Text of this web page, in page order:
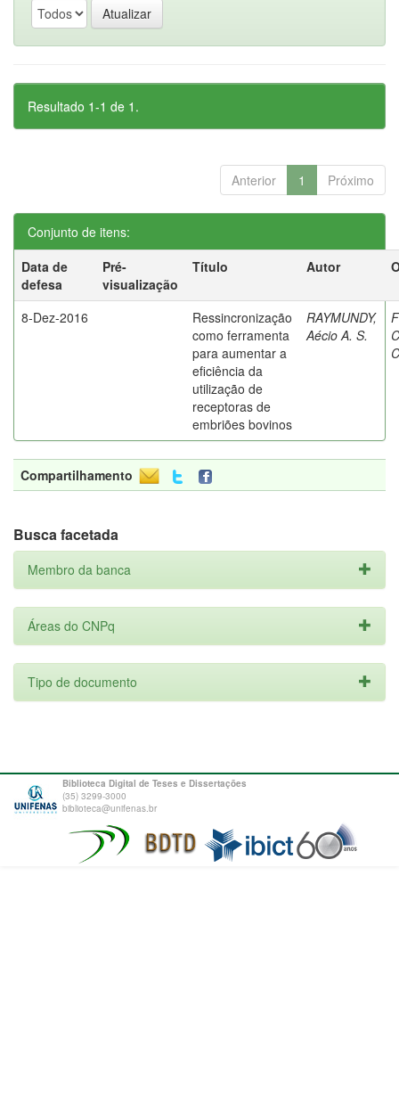
Resultado 1-1 de 1.
Anterior 1 Próximo
Conjunto de itens:
Data de
defesa
Pré-
visualização
Título Autor
8-Dez-2016
Ressincronização
como ferramenta
para aumentar a
eficiência da
utilização de
receptoras de
embriões bovinos
RAYMUNDY,
Aécio A. S.
Compartilhamento
Busca facetada
Membro da banca
Áreas do CNPq
Tipo de documento
Biblioteca Digital de Teses e Dissertações
(35) 3299-3000
biblioteca@unifenas.br